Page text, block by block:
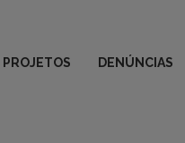
PROJETOS DENÚNCIAS